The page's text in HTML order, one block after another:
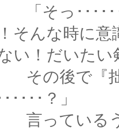
･･･そんな
そんな時に
い！だいたい
拙者も』
････？」
うちにだ